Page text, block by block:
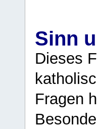
Sinn
Dieses
Fragen